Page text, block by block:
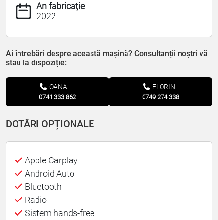
An fabricație
2022
Ai întrebări despre această mașină? Consultanții noștri vă
stau la dispoziție:
OANA
0741 333 862
FLORIN
0749 274 338
DOTĂRI OPȚIONALE
Apple Carplay
Android Auto
Bluetooth
Radio
Sistem hands-free